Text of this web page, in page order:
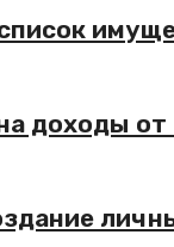
доходы